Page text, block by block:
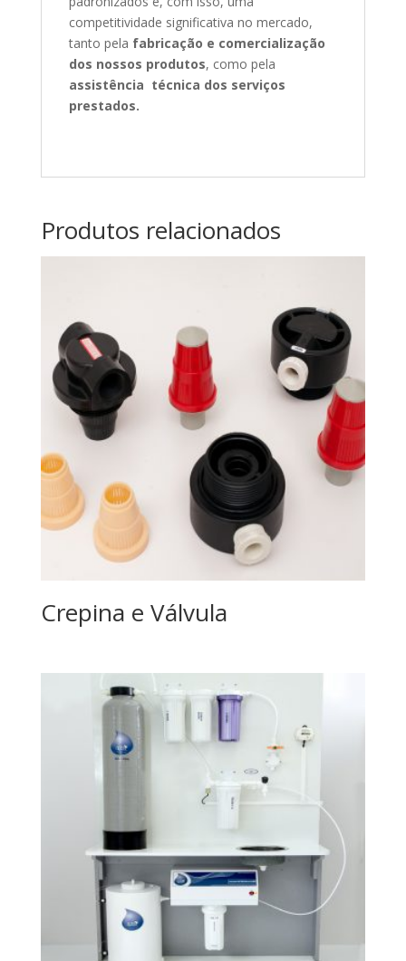
competitividade significativa no mercado,
tanto pela fabricação e comercialização
dos nossos produtos, como pela
assistência técnica dos serviços
prestados.
Produtos relacionados
Crepina e Válvula